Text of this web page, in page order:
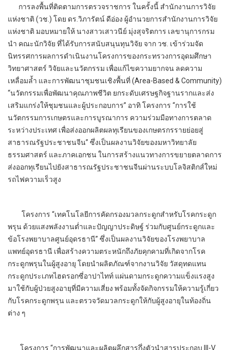
การลงพื้นที่ติดตามการตรวจราชการ ในครั้งนี้ สำนักงานการวิจัย
แห่งชาติ (วช.) โดย ดร.วิภารัตน์ ดีอ่อง ผู้อำนวยการสำนักงานการวิจัย
แห่งชาติ มอบหมายให้ นางสาวเสาวนีย์ มุ่งสุจริตการ เลขานุการกรม
นำ คณะนักวิจัย ที่ได้รับการสนับสนุนทุนวิจัย จาก วช. เข้าร่วมจัด
นิทรรศการผลการดำเนินงานโครงการของกระทรวงการอุดมศึกษา
วิทยาศาสตร์ วิจัยและนวัตกรรม เพื่อแก้ไขความยากจน ลดความ
เหลื่อมล้ำ และการพัฒนาชุมชนเชิงพื้นที่ (Area-Based & Community)
“นวัตกรรมเพื่อพัฒนาคุณภาพชีวิต ยกระดับเศรษฐกิจฐานรากและส่ง
เสริมแกร่งให้ชุมชนและผู้ประกอบการ” อาทิ โครงการ “การใช้
นวัตกรรมการเกษตรและการบูรณาการ ความร่วมมือทางการตลาด
ระหว่างประเทศ เพื่อส่งออกผลิตผลทุเรียนของเกษตรกรรายย่อยสู่
สาธารณรัฐประชาชนจีน” ซึ่งเป็นผลงานวิจัยของมหาวิทยาลัย
ธรรมศาสตร์ และภาคเอกชน ในการสร้างแนวทางการขยายตลาดการ
ส่งออกทุเรียนไปยังสาธารณรัฐประชาชนจีนผ่านระบบโลจิสติกส์ใหม่
รถไฟความเร็วสูง
โครงการ “เทคโนโลยีการคัดกรองมวลกระดูกสำหรับโรคกระดูก
พรุน ด้วยแสงพลังงานต่ำและปัญญาประดิษฐ์ ร่วมกับศูนย์กระดูกและ
ข้อโรงพยาบาลศูนย์อุดรธานี” ซึ่งเป็นผลงานวิจัยของโรงพยาบาล
แพทย์อุดรธานี เพื่อสร้างความตระหนักถึงภัยคุกคามที่เกิดจากโรค
กระดูกพรุนในผู้สูงอายุ โดยนำผลิตภัณฑ์จากงานวิจัย วัสดุทดแทน
กระดูกประเภทไฮดรอกซี่อาปาไทท์ แผ่นดามกระดูกความแข็งแรงสูง
มาใช้กับผู้ป่วยสูงอายุที่มีความเสี่ยง พร้อมทั้งจัดกิจกรรมให้ความรู้เกี่ยว
กับโรคกระดูกพรุน และตรวจวัดมวลกระดูกให้กับผู้สูงอายุในท้องถิ่น
ต่าง ๆ
โครงการ “การพัฒนาและผลิตผลึกสารกึ่งตัวนำสารประกอบ III-V